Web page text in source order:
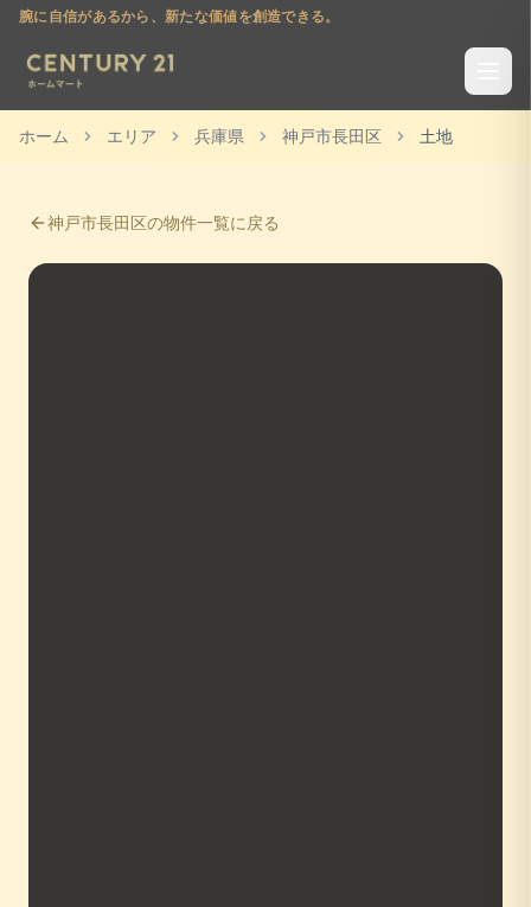
腕に自信があるから、新たな価値を創造できる。
ホーム エリア 兵庫県 神戸市長田区 土地
神戸市長田区の物件一覧に戻る